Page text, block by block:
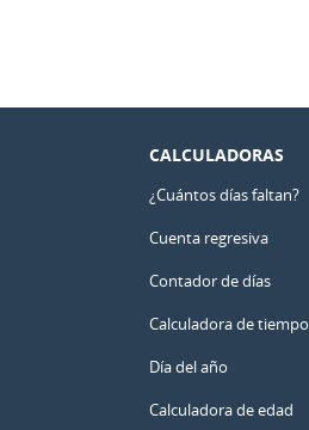
CALCULADORAS
¿Cuántos días faltan?
Cuenta regresiva
Contador de días
Calculadora de tiempo
Día del año
Calculadora de edad